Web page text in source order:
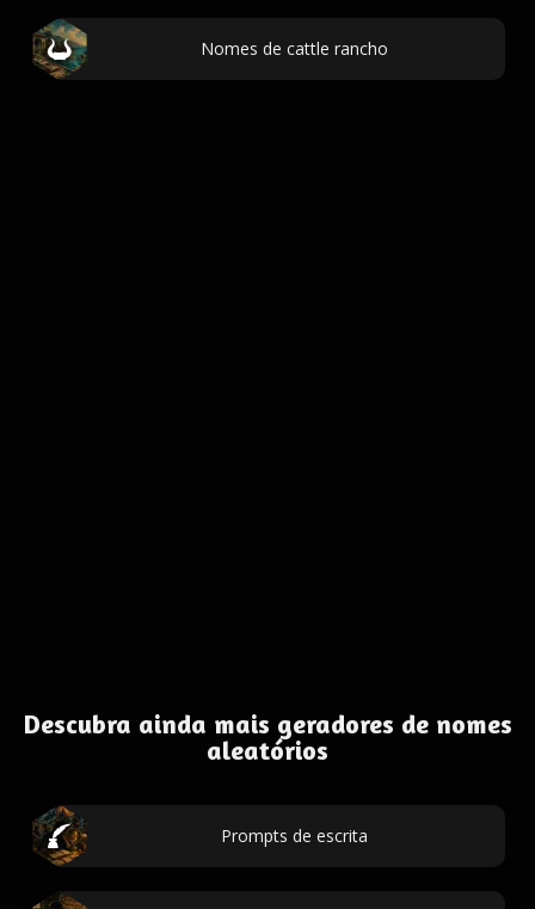
Nomes de cattle rancho
Descubra ainda mais geradores de nomes
aleatórios
Prompts de escrita